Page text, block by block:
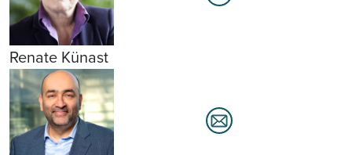
Renate Künast